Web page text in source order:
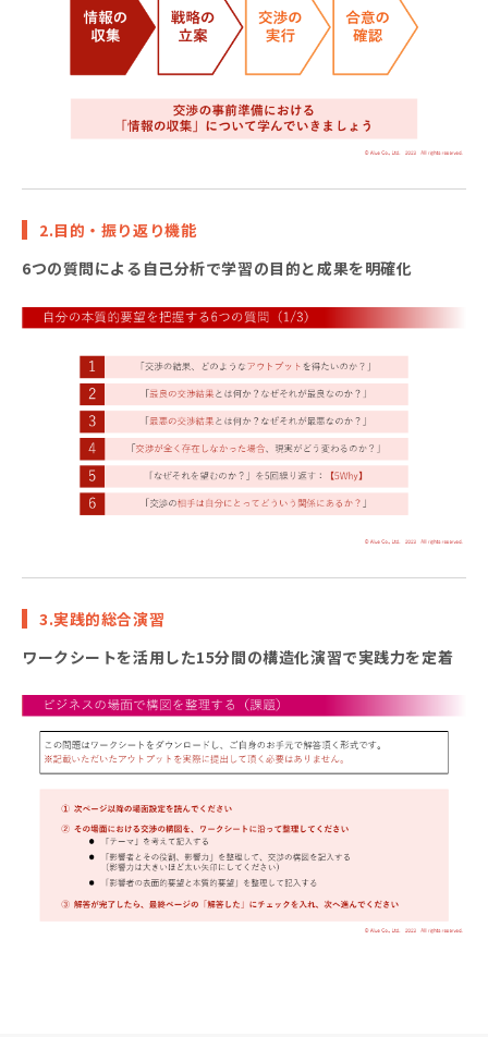
2.目的・振り返り機能
6つの質問による自己分析で学習の目的と成果を明確化
3.実践的総合演習
ワークシートを活用した15分間の構造化演習で実践力を定着